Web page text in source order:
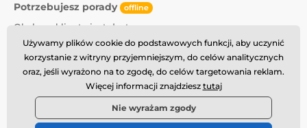
Potrzebujesz porady offline
Obsługa klienta jest dostępna
info@momanio.pl
Gdzie nas znaleźć
Polski
Używamy plików cookie do podstawowych funkcji, aby uczynić
korzystanie z witryny przyjemniejszym, do celów analitycznych
oraz, jeśli wyrażono na to zgodę, do celów targetowania reklam.
Więcej informacji znajdziesz tutaj
Nie wyrażam zgody